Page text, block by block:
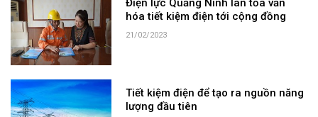
Điện lực Quảng Ninh lan tỏa văn
hóa tiết kiệm điện tới cộng đồng
21/02/2023
Tiết kiệm điện để tạo ra nguồn năng
lượng đầu tiên